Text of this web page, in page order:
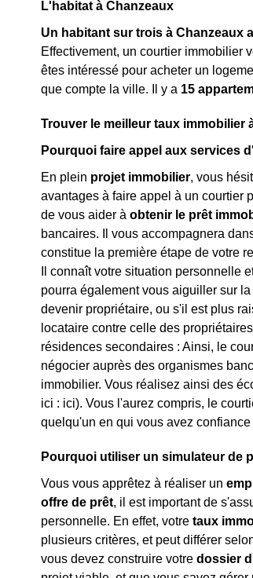
L'habitat à Chanzeaux
Un habitant sur trois à Chanzeaux
Effectivement, un courtier immobilier
êtes intéressé pour acheter un
que compte la ville. Il y a 15
Trouver le meilleur taux immobilier
Pourquoi faire appel aux services
En plein projet immobilier, vous
avantages à faire appel à un courtier
de vous aider à obtenir le prêt
bancaires. Il vous accompagnera
constitue la première étape de votre
Il connaît votre situation personnelle
pourra également vous aiguiller sur
devenir propriétaire, ou s'il est plus
locataire contre celle des
résidences secondaires : Ainsi, le
négocier auprès des organismes
immobilier. Vous réalisez ainsi des
ici : ici). Vous l'aurez compris, le
quelqu'un en qui vous avez
Pourquoi utiliser un simulateur de
Vous vous apprêtez à réaliser un
offre de prêt, il est important de
personnelle. En effet, votre taux
plusieurs critères, et peut différer
vous devez construire votre dossier